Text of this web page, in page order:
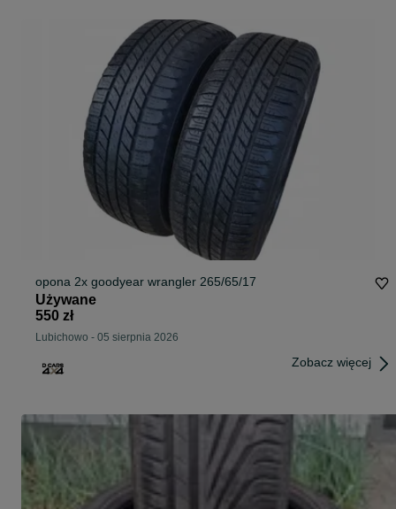
opona 2x goodyear wrangler 265/65/17
Używane
550 zł
Lubichowo - 05 sierpnia 2026
Zobacz więcej